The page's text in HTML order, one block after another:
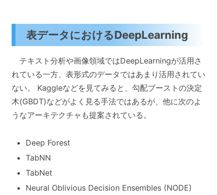
表データにおけるDeepLearning
テキスト分析や画像領域ではDeepLearningが活用さ
れている一方、表形式のデータではあまり活用されてい
ない。 Kaggleなどを見てみると、勾配ブーストの決定
木(GBDT)などがよく見る手法ではあるが、他に次のよ
うなアーキテクチャも提案されている。
Deep Forest
TabNN
TabNet
Neural Oblivious Decision Ensembles (NODE)